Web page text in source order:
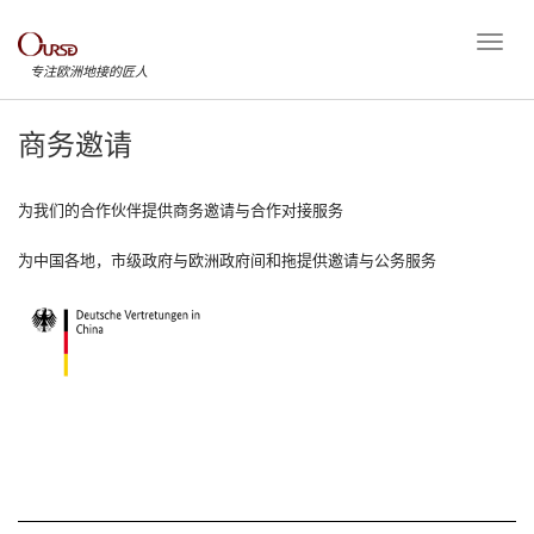
专注欧洲地接的匠人
商务邀请
为我们的合作伙伴提供商务邀请与合作对接服务
为中国各地，市级政府与欧洲政府间和拖提供邀请与公务服务